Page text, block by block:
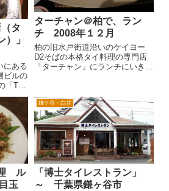
タ
）」
にある
ビルの
「Tha
、タ
の若
ャ
ターチャン＠柏で、ラン
チ 2008年１２月
柏の旧水戸街道沿いのケイヨー
D2そばの本格タイ料理の専門店
「ターチャン」にランチにいきま
よいし好きなお店です。 ランチ
に行きましたが、先客のお客様
で、結構混雑してました。でも、
手前の...
ル
玉
鎌ケ谷・白井
「博士タイレストラン」
～ 千葉県鎌ヶ谷市